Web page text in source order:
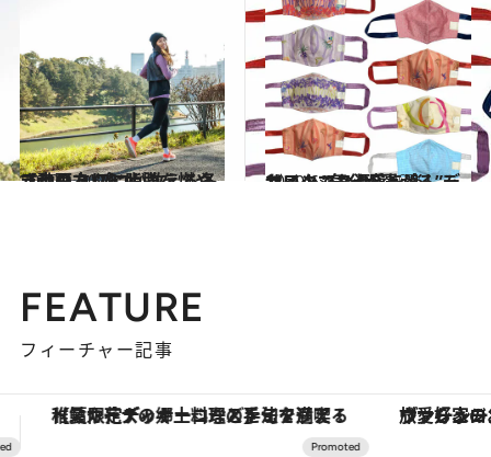
2020.1.30
【動画あり】脂肪を燃やす走り方 プロが教える冬ランのコツ6つ
ライフスタイル 2020.6.17
マスクでお洒落を楽しみたい！ “気分が上がる”デザインマスク5選♡
ファッション
FEATURE
フィーチャー記事
ヴァシュロン・コンスタンタン「オーヴァーシーズ・オートマティック」。旅愛好家のお気に入りコレクションから、ジェンダーレスな新作が登場